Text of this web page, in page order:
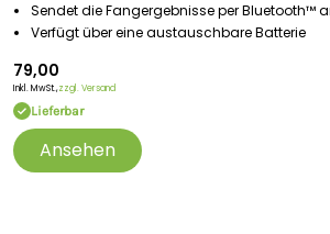
Sendet die Fangergebnisse per Bluetooth™
Verfügt über eine austauschbare Batterie
79,00
Inkl. MwSt.,zzgl. Versand
Lieferbar
Ansehen